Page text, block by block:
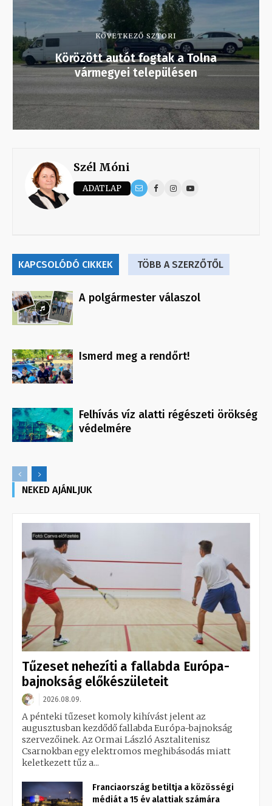
KÖVETKEZŐ SZTORI
Körözött autót fogtak a Tolna
vármegyei településen
Szél Móni
ADATLAP
KAPCSOLÓDÓ CIKKEK TÖBB A SZERZŐTŐL
A polgármester válaszol
Ismerd meg a rendőrt!
Felhívás víz alatti régészeti örökség
védelmére
NEKED AJÁNLJUK
Tűzeset nehezíti a fallabda Európa-
bajnokság előkészületeit
2026.08.09.
A pénteki tűzeset komoly kihívást jelent az
augusztusban kezdődő fallabda Európa-bajnokság
szervezőinek. Az Ormai László Asztalitenisz
Csarnokban egy elektromos meghibásodás miatt
keletkezett tűz a...
Franciaország betiltja a közösségi
médiát a 15 év alattiak számára